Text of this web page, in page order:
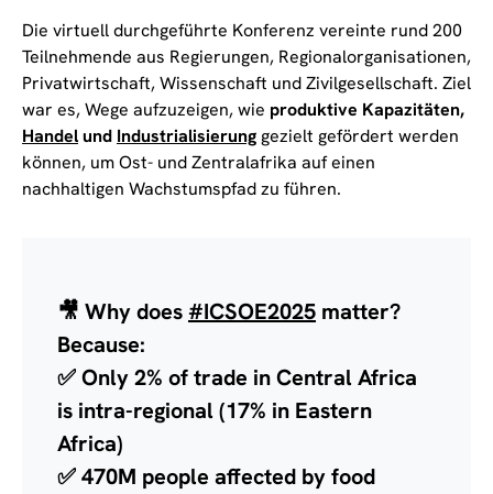
Die virtuell durchgeführte Konferenz vereinte rund 200
Teilnehmende aus Regierungen, Regionalorganisationen,
Privatwirtschaft, Wissenschaft und Zivilgesellschaft. Ziel
war es, Wege aufzuzeigen, wie produktive Kapazitäten,
Handelund Industrialisierung gezielt gefördert werden
können, um Ost- und Zentralafrika auf einen
nachhaltigen Wachstumspfad zu führen.
🎥 Why does #ICSOE2025 matter?
Because:
✅ Only 2% of trade in Central Africa
is intra-regional (17% in Eastern
Africa)
✅ 470M people affected by food